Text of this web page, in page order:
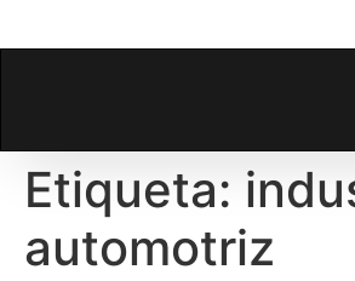
Etiqueta:
automotriz